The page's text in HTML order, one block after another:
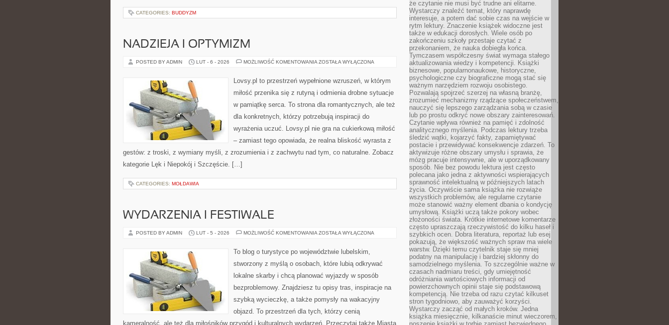
CATEGORIES: BUDDYZM
NADZIEJA I OPTYMIZM
POSTED BY ADMIN LUT - 6 - 2026 MOŻLIWOŚĆ KOMENTOWANIA NADZIEJA
ZOSTAŁA WYŁĄCZONA
Lovsy.pl to przestrzeń wypełnione wzruszeń, w którym
miłość przenika się z rutyną i odmienia drobne sytuacje
w pamiątkę serca. To strona dla romantycznych, ale też
dla konkretnych, którzy potrzebują inspiracji do
wyrażenia uczuć. Lovsy.pl nie gra na cukierkową miłość
– zamiast tego opowiada, że realna bliskość wyrasta z
gestów: z troski, z wymiany myśli, z zrozumienia i z zachwytu nad tym, co naturalne. Zobacz
kategorie Lęk i Niepokój i Szczęście. […]
CATEGORIES: MOŁDAWIA
WYDARZENIA I FESTIWALE
POSTED BY ADMIN LUT - 5 - 2026 MOŻLIWOŚĆ KOMENTOWANIA WYDARZENIA
ZOSTAŁA WYŁĄCZONA
To blog o turystyce po województwie lubelskim,
stworzony z myślą o osobach, które lubią odkrywać
lokalne skarby i chcą planować wyjazdy w sposób
bezproblemowy. Znajdziesz tu opisy tras, inspiracje na
szybką wycieczkę, a także pomysły na wakacyjny
objazd. To przestrzeń dla tych, którzy cenią
kameralność, ale też dla miłośników przygód i kulturalnych wydarzeń. Przeczytaj także Miasta
że czytanie nie musi być trudne ani elitarne.
Wystarczy znaleźć temat, który naprawdę
interesuje, a potem dać sobie czas na wejście w
rytm lektury. Znaczenie książek widoczne jest
także w edukacji dorosłych. Wiele osób po
zakończeniu szkoły przestaje czytać z
przekonaniem, że nauka dobiegła końca.
Tymczasem współczesny świat wymaga stałego
aktualizowania wiedzy i kompetencji. Książki
biznesowe, popularnonaukowe, historyczne,
psychologiczne czy biograficzne mogą stać się
ważnym narzędziem rozwoju osobistego.
Pozwalają spojrzeć szerzej na własną branżę,
zrozumieć mechanizmy rządzące społeczeństwem,
nauczyć się lepszego zarządzania sobą w czasie
lub po prostu odkryć nowe obszary zainteresowań.
Czytanie wpływa również na pamięć i zdolność
analitycznego myślenia. Podczas lektury trzeba
śledzić wątki, kojarzyć fakty, zapamiętywać
postacie i przewidywać konsekwencje zdarzeń. To
aktywizuje różne obszary umysłu i sprawia, że
mózg pracuje intensywnie, ale w uporządkowany
sposób. Nie bez powodu lektura jest często
polecana jako jedna z aktywności wspierających
sprawność intelektualną w późniejszych latach
życia. Oczywiście sama książka nie rozwiąże
wszystkich problemów, ale regularne czytanie
może stanowić ważny element dbania o kondycję
umysłową. Książki uczą także pokory wobec
złożoności świata. Krótkie internetowe komentarze
często upraszczają rzeczywistość do kilku haseł i
szybkich ocen. Dobra literatura, reportaż lub esej
pokazują, że większość ważnych spraw ma wiele
warstw. Dzięki temu czytelnik staje się mniej
podatny na manipulację i bardziej skłonny do
samodzielnego myślenia. To szczególnie ważne w
czasach nadmiaru treści, gdy umiejętność
odróżniania wartościowych informacji od
powierzchownych opinii staje się podstawową
kompetencją. Nie trzeba od razu czytać kilkuset
stron tygodniowo, aby zauważyć korzyści.
Wystarczy zacząć od małych kroków. Jedna
książka miesięcznie, kilkanaście minut wieczorem,